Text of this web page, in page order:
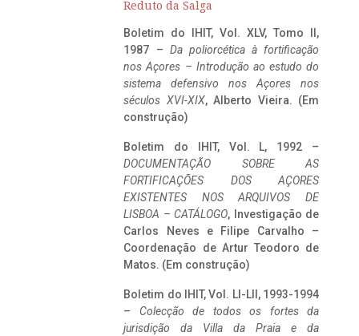
Reduto da Salga
Boletim do IHIT, Vol. XLV, Tomo II,
1987 – Da poliorcética à fortificação
nos Açores – Introdução ao estudo do
sistema defensivo nos Açores nos
séculos XVI-XIX, Alberto Vieira. (Em
construção)
Boletim do IHIT, Vol. L, 1992 –
DOCUMENTAÇÃO SOBRE AS
FORTIFICAÇÕES DOS AÇORES
EXISTENTES NOS ARQUIVOS DE
LISBOA – CATÁLOGO, Investigação de
Carlos Neves e Filipe Carvalho –
Coordenação de Artur Teodoro de
Matos. (Em construção)
Boletim do IHIT, Vol. LI-LII, 1993-1994
– Colecção de todos os fortes da
jurisdição da Villa da Praia e da